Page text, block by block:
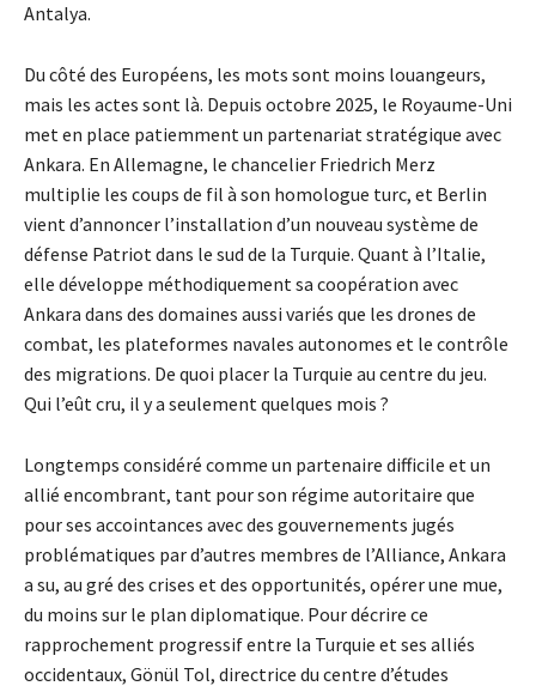
Antalya.
Du côté des Européens, les mots sont moins louangeurs,
mais les actes sont là. Depuis octobre 2025, le Royaume-Uni
met en place patiemment un partenariat stratégique avec
Ankara. En Allemagne, le chancelier Friedrich Merz
multiplie les coups de fil à son homologue turc, et Berlin
vient d’annoncer l’installation d’un nouveau système de
défense Patriot dans le sud de la Turquie. Quant à l’Italie,
elle développe méthodiquement sa coopération avec
Ankara dans des domaines aussi variés que les drones de
combat, les plateformes navales autonomes et le contrôle
des migrations. De quoi placer la Turquie au centre du jeu.
Qui l’eût cru, il y a seulement quelques mois ?
Longtemps considéré comme un partenaire difficile et un
allié encombrant, tant pour son régime autoritaire que
pour ses accointances avec des gouvernements jugés
problématiques par d’autres membres de l’Alliance, Ankara
a su, au gré des crises et des opportunités, opérer une mue,
du moins sur le plan diplomatique. Pour décrire ce
rapprochement progressif entre la Turquie et ses alliés
occidentaux, Gönül Tol, directrice du centre d’études